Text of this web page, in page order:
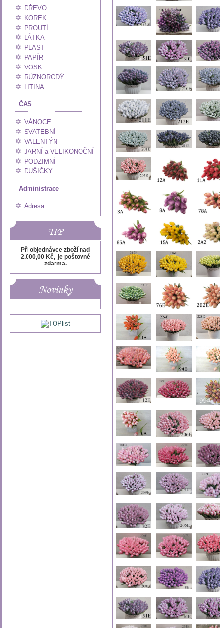
DŘEVO
KOREK
PROUTÍ
LÁTKA
PLAST
PAPÍR
VOSK
RŮZNORODÝ
LITINA
ČAS
VÁNOCE
SVATEBNÍ
VALENTÝN
JARNÍ a VELIKONOČNÍ
PODZIMNÍ
DUŠIČKY
Administrace
Adresa
TIP
Při objednávce zboží nad
2.000,00 Kč, je poštovné
zdarma.
Novinky